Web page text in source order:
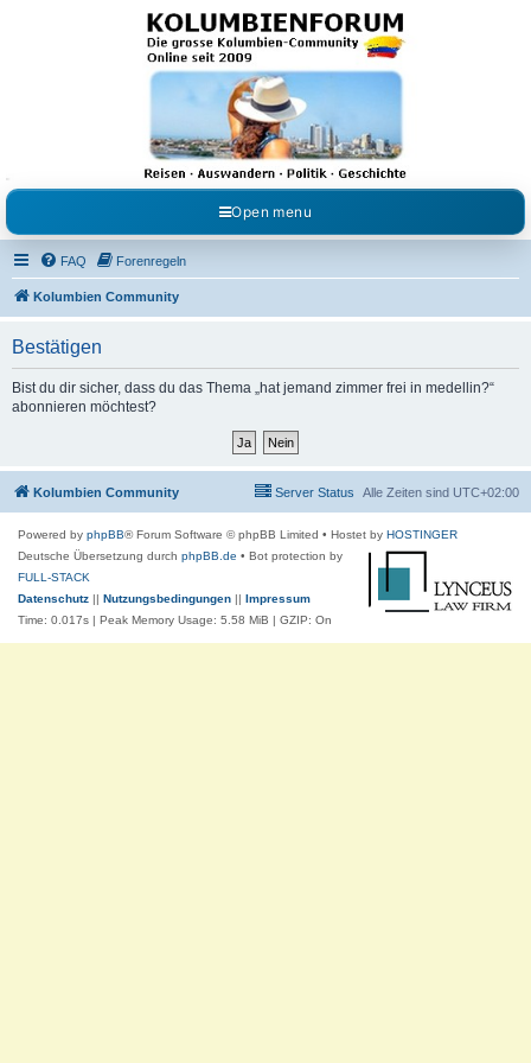
Kolumbienforum - Das
grosse Forum der
Freunde Kolumbiens
Reisen, Auswandern, Kultur, Politik, Geschichte und Visum in Kolumbien und Venezuela.
Austausch, Erfahrungen und Gemeinschaft im Kolumbienforum
Open menu
FAQ Forenregeln
Kolumbien Community
Bestätigen
Bist du dir sicher, dass du das Thema „hat jemand zimmer frei in medellin?“
abonnieren möchtest?
Kolumbien Community Alle Zeiten sind UTC+02:00
Server Status
Powered by phpBB® Forum Software © phpBB Limited • Hostet by HOSTINGER
Deutsche Übersetzung durch phpBB.de • Bot protection by
FULL-STACK
Datenschutz
Nutzungsbedingungen
Impressum
Time: 0.017s | Peak Memory Usage: 5.58 MiB | GZIP: On